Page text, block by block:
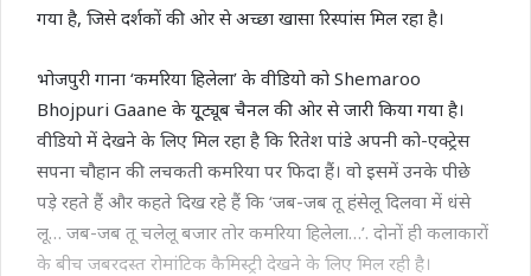
गया है, जिसे दर्शकों की ओर से अच्छा खासा रिस्पांस मिल रहा है।
भोजपुरी गाना ‘कमरिया हिलेला’ के वीडियो को Shemaroo
Bhojpuri Gaane के यू्ट्यूब चैनल की ओर से जारी किया गया है।
वीडियो में देखने के लिए मिल रहा है कि रितेश पांडे अपनी को-एक्ट्रेस
सपना चौहान की लचकती कमरिया पर फिदा हैं। वो इसमें उनके पीछे
पड़े रहते हैं और कहते दिख रहे हैं कि ‘जब-जब तू हंसेलू दिलवा में धंसे
लू… जब-जब तू चलेलू बजार तोर कमरिया हिलेला…’. दोनों ही कलाकारों
के बीच जबरदस्त रोमांटिक कैमिस्ट्री देखने के लिए मिल रही है।